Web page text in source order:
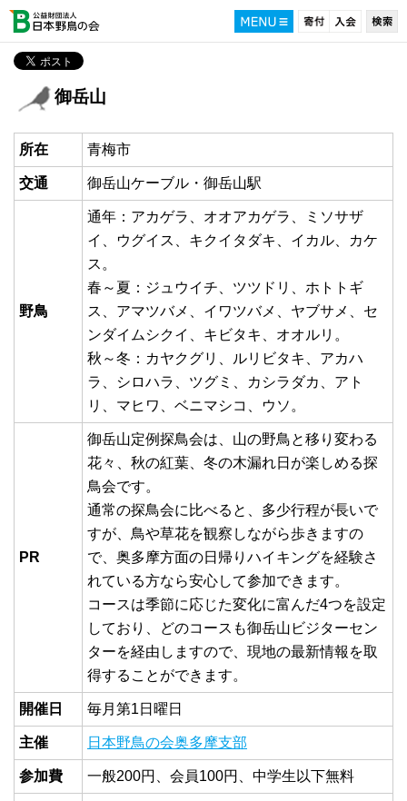
御岳山
所在 青梅市
交通 御岳山ケーブル・御岳山駅
野鳥
通年：アカゲラ、オオアカゲラ、ミソサザ
イ、ウグイス、キクイタダキ、イカル、カケ
ス。
春～夏：ジュウイチ、ツツドリ、ホトトギ
ス、アマツバメ、イワツバメ、ヤブサメ、セ
ンダイムシクイ、キビタキ、オオルリ。
秋～冬：カヤクグリ、ルリビタキ、アカハ
ラ、シロハラ、ツグミ、カシラダカ、アト
リ、マヒワ、ベニマシコ、ウソ。
PR
御岳山定例探鳥会は、山の野鳥と移り変わる
花々、秋の紅葉、冬の木漏れ日が楽しめる探
鳥会です。
通常の探鳥会に比べると、多少行程が長いで
すが、鳥や草花を観察しながら歩きますの
で、奥多摩方面の日帰りハイキングを経験さ
れている方なら安心して参加できます。
コースは季節に応じた変化に富んだ4つを設定
しており、どのコースも御岳山ビジターセン
ターを経由しますので、現地の最新情報を取
得することができます。
開催日 毎月第1日曜日
主催 日本野鳥の会奥多摩支部
参加費 一般200円、会員100円、中学生以下無料